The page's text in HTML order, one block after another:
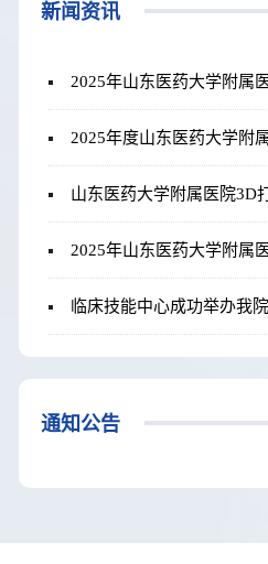
新闻资讯
2025年山东医药大学附属医院门
2025年度山东医药大学附属医院
山东医药大学附属医院3D打印
2025年山东医药大学附属医院临床医师岗
临床技能中心成功举办我院第
通知公告